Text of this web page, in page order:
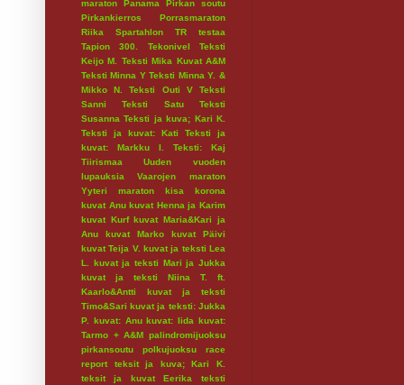
maraton Panama
Pirkan soutu
Pirkankierros
Porrasmaraton
Riika
Spartahlon
TR testaa
Tapion 300.
Tekonivel
Teksti
Keijo M.
Teksti Mika Kuvat A&M
Teksti Minna Y Teksti Minna Y. &
Mikko N.
Teksti Outi V
Teksti
Sanni
Teksti Satu
Teksti
Susanna Teksti ja kuva; Kari K.
Teksti ja kuvat: Kati
Teksti ja
kuvat: Markku I.
Teksti: Kaj
Tiirismaa
Uuden vuoden
lupauksia
Vaarojen maraton
Yyteri maraton
kisa
korona
kuvat Anu kuvat Henna ja Karim
kuvat Kurf kuvat Maria&Kari ja
Anu
kuvat Marko
kuvat Päivi
kuvat Teija V. kuvat ja teksti Lea
L.
kuvat ja teksti Mari ja Jukka
kuvat ja teksti Niina T. ft.
Kaarlo&Antti
kuvat ja teksti
Timo&Sari kuvat ja teksti: Jukka
P.
kuvat: Anu kuvat: Iida kuvat:
Tarmo + A&M palindromijuoksu
pirkansoutu
polkujuoksu
race
report
teksit ja kuva; Kari K.
teksit ja kuvat Eerika
teksti